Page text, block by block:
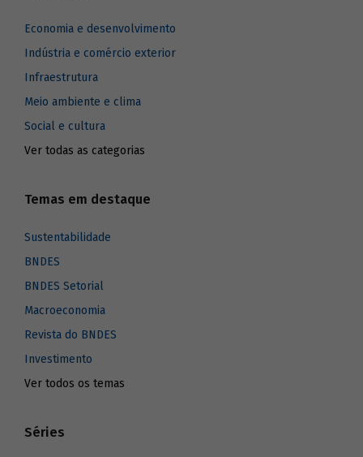
Economia e desenvolvimento
Indústria e comércio exterior
Infraestrutura
Meio ambiente e clima
Social e cultura
Ver todas as categorias
Temas em destaque
Sustentabilidade
BNDES
BNDES Setorial
Macroeconomia
Revista do BNDES
Investimento
Ver todos os temas
Séries